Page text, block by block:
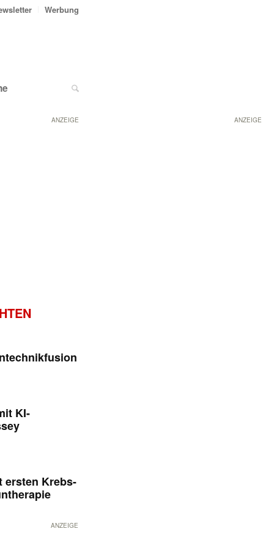
ANZEIGE
Werbung
ANZEIGE
KI-
ersten Krebs-
ANZEIGE